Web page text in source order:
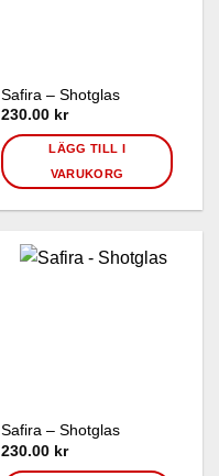
Safira – Shotglas
230.00 kr
LÄGG TILL I
VARUKORG
Safira – Shotglas
230.00 kr